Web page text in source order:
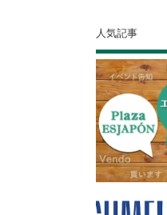
人気記事